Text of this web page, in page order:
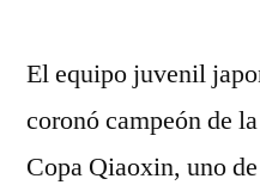
El equipo juvenil
coronó campeón de
Copa Qiaoxin, uno